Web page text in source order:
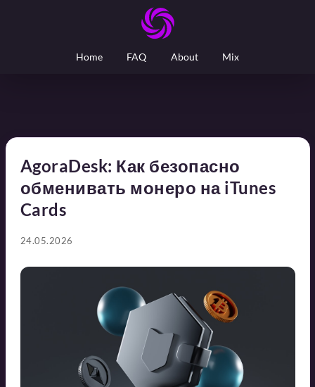
Home FAQ About Mix
AgoraDesk: Как безопасно
обменивать монеро на iTunes
Cards
24.05.2026